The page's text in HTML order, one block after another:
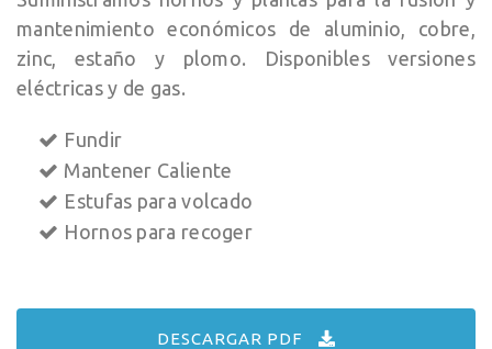
mantenimiento económicos de aluminio, cobre,
zinc, estaño y plomo. Disponibles versiones
eléctricas y de gas.
Fundir
Mantener Caliente
Estufas para volcado
Hornos para recoger
DESCARGAR PDF